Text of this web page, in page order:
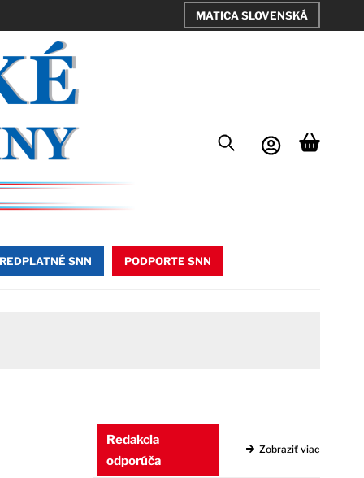
MATICA SLOVENSKÁ
SNN PODPORTE SNN
Redakcia
odporúča
Zobraziť viac